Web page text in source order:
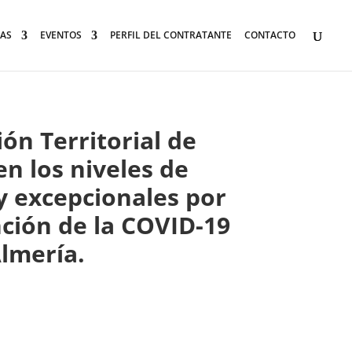
EVENTOS PERFIL DEL CONTRATANTE CONTACTO
Territorial de
los niveles de
excepcionales por
de la COVID-19